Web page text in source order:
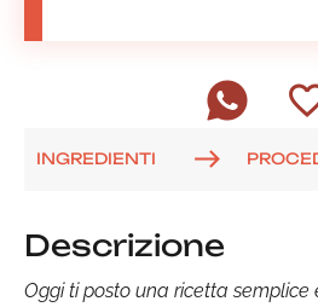
INGREDIENTI
Descrizione
Oggi ti posto una ricetta semplice